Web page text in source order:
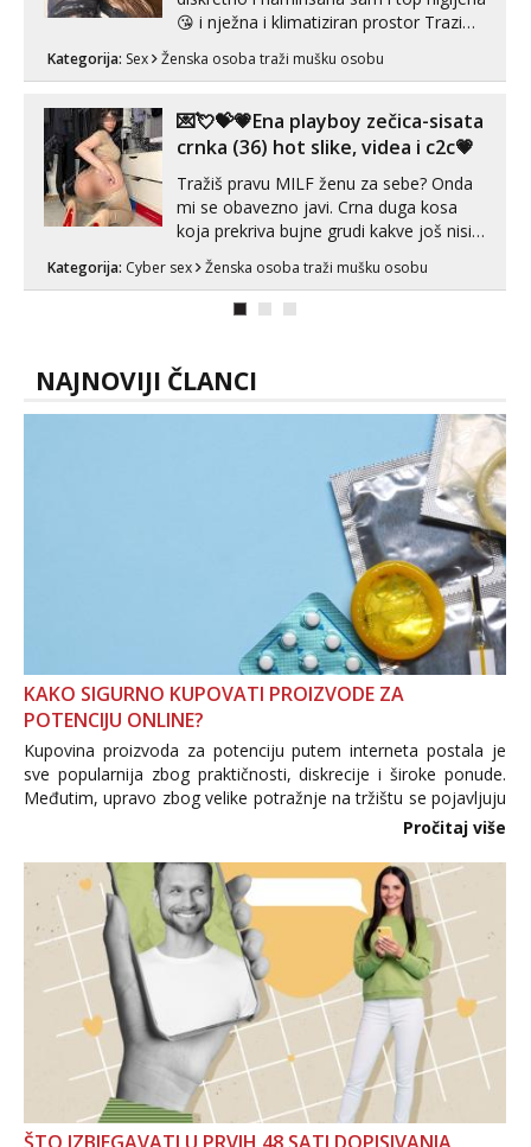
😘 i nježna i klimatiziran prostor Trazim
Pusenje i gutanje sperme Erotsko rublje
tijelu Iskljucivo neradim analni !!! I
neljubim se Wha...
Kategorija: Sex Ženska osoba traži mušku osobu
💌💘💝💗Ena playboy zečica-sisata
crnka (36) hot slike, videa i c2c💗
Tražiš pravu MILF ženu za sebe? Onda
mi se obavezno javi. Crna duga kosa
koja prekriva bujne grudi kakve još nisi
vidio, čista ŠESTICA! A usne? O usnama
bolje da ni ne pričam. Prave pune usne
koje će ti se urezati u pamćenje, jer
Kategorija: Cyber sex Ženska osoba traži mušku osobu
NAJNOVIJI ČLANCI
KAKO SIGURNO KUPOVATI PROIZVODE ZA
POTENCIJU ONLINE?
Kupovina proizvoda za potenciju putem interneta postala je
sve popularnija zbog praktičnosti, diskrecije i široke ponude.
Međutim, upravo zbog velike potražnje na tržištu se pojavljuju
i brojni krivotvoreni proizvodi, nepouzdane internetske
Pročitaj više